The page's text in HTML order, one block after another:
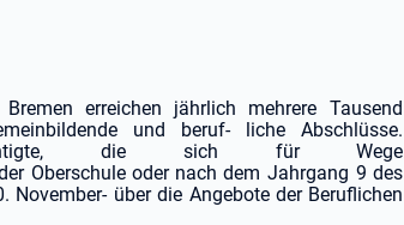
Bremen erreichen jährlich
mehrere Tausend
und beruf- liche Abschlüsse.
die sich für
Wege
Oberschule oder nach dem Jahrgang 9 des
über die Angebote der Beruflichen